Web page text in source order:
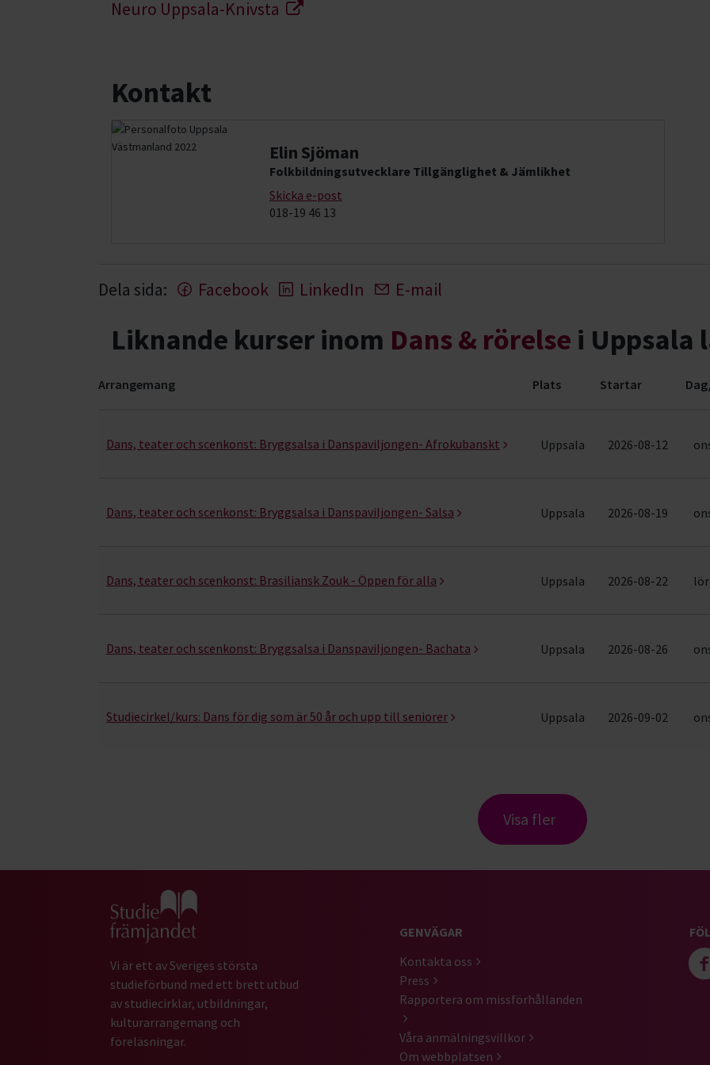
Neuro Uppsala-Knivsta
Kontakt
Elin Sjöman
Folkbildningsutvecklare Tillgänglighet & Jämlikhet
Skicka e-post
018-19 46 13
Dela sida: Facebook LinkedIn E-mail
Liknande kurser inom Dans & rörelse i Uppsala
Arrangemang Plats Startar
Dans, teater och scenkonst: Bryggsalsa i Danspaviljongen- Afrokubanskt Uppsala 2026-08-12
Dans, teater och scenkonst: Bryggsalsa i Danspaviljongen- Salsa Uppsala 2026-08-19
Dans, teater och scenkonst: Brasiliansk Zouk - Öppen för alla Uppsala 2026-08-22
Dans, teater och scenkonst: Bryggsalsa i Danspaviljongen- Bachata Uppsala 2026-08-26
Studiecirkel/kurs: Dans för dig som är 50 år och upp till seniorer Uppsala 2026-09-02
Visa fler
Gå till studiefrämjandets startsida
Vi är ett av Sveriges största
studieförbund med ett brett utbud
av studiecirklar, utbildningar,
kulturarrangemang och
föreläsningar.
GENVÄGAR
Kontakta oss
Press
Rapportera om missförhållanden
Våra anmälningsvillkor
Om webbplatsen